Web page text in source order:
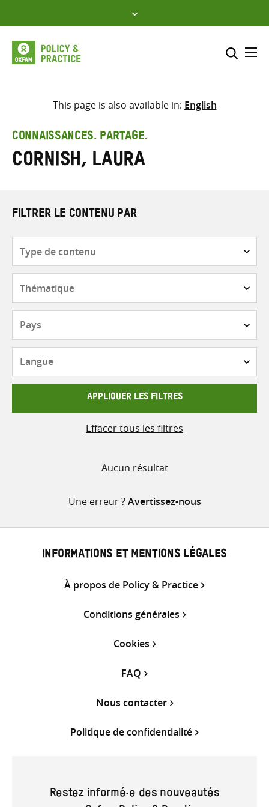
to
content
Sélectionner l’emplacement
Saisir
les
termes
This page is also available in: English
CONNAISSANCES. PARTAGE.
Cornish, Laura
FILTRER LE CONTENU PAR
contenu
APPLIQUER LES FILTRES
Effacer tous les filtres
Aucun résultat
Une erreur ?Avertissez-nous
INFORMATIONS ET MENTIONS LÉGALES
À propos de Policy & Practice
Conditions générales
Cookies
FAQ
Nous contacter
Politique de confidentialité
Restez informé·e des nouveautés